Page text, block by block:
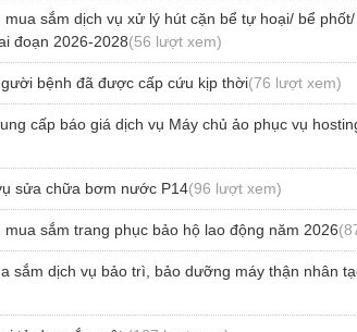
sắm dịch vụ xử lý hút cặn bể tự hoại/ bể
đoạn 2026-2028(56 lượt xem)
bệnh đã được cấp cứu kịp thời(76 lượt xem)
cấp báo giá dịch vụ Máy chủ ảo phục vụ
sửa chữa bơm nước P14(96 lượt xem)
sắm trang phục bảo hộ lao động năm 2026
sắm dịch vụ bảo trì, bảo dưỡng máy thận nhân